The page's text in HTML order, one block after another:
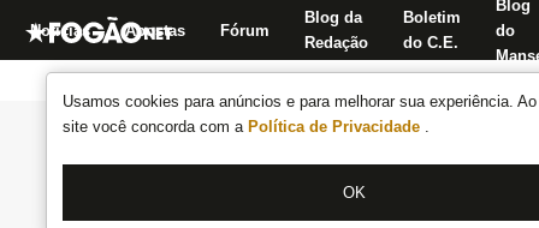
Usamos cookies para anúncios e para melhorar sua experiência.
site você concorda com a Política de Privacidade .
OK
Notícias Apostas Fórum
Blog da
Redação
Boletim
do C.E.
Blog
do